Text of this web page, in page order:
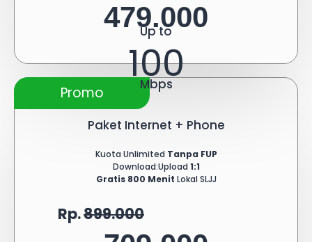
479.000
Promo
Up to
100
Mbps
Paket Internet + Phone
Kuota Unlimited Tanpa FUP
Download:Upload 1:1
Gratis 800 Menit Lokal SLJJ
Rp.899.000